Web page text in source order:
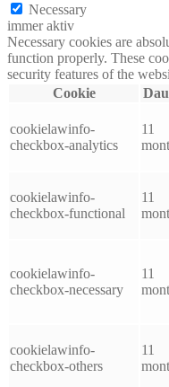
Necessary
immer aktiv
Necessary cookies are
function properly. These
security features of the
Cookie
cookielawinfo-
checkbox-analytics
11
cookielawinfo-
checkbox-functional
11
cookielawinfo-
checkbox-necessary
11
cookielawinfo-
checkbox-others
11